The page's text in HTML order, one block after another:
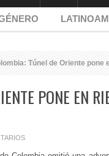
Túnel de Oriente
PONE EN